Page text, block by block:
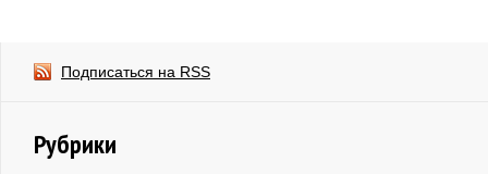
Подписаться на RSS
Рубрики